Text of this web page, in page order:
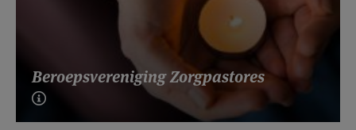
Beroepsvereniging Zorgpastores